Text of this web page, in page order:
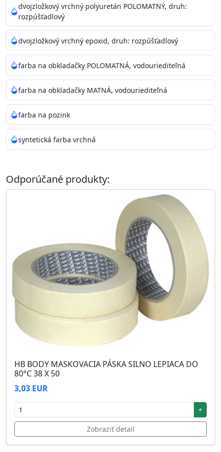
dvojzložkový vrchný polyuretán POLOMATNÝ, druh:
rozpúšťadlový
dvojzložkový vrchný epoxid, druh: rozpúšťadlový
farba na obkladačky POLOMATNÁ, vodouriediteľná
farba na obkladačky MATNÁ, vodouriediteľná
farba na pozink
syntetická farba vrchná
Odporúčané produkty:
HB BODY MASKOVACIA PÁSKA SILNO LEPIACA DO
80°C 38 X 50
3,03 EUR
+
Zobraziť detail